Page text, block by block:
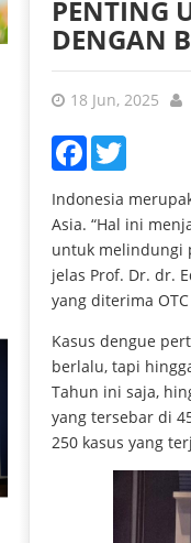
PENTING
DENGAN
18 Jun, 2025
Facebook
Indonesia
Asia. “Hal ini
untuk melindungi
jelas Prof. Dr. dr.
yang diterima
Kasus dengue
berlalu, tapi
Tahun ini saja,
yang tersebar di
250 kasus yang